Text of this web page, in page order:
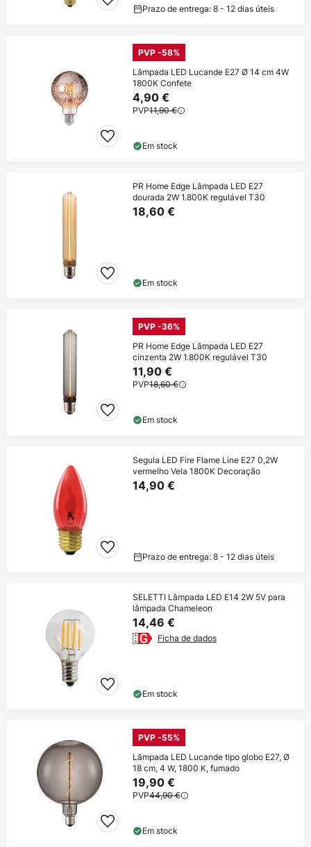
Prazo de entrega: 8 - 12 dias úteis
PVP -58%
Lâmpada LED Lucande E27 Ø 14 cm 4W
1800K Confete
4,90 €
PVP11,90 €
Em stock
PR Home Edge Lâmpada LED E27
dourada 2W 1.800K regulável T30
18,60 €
Em stock
PVP -36%
PR Home Edge Lâmpada LED E27
cinzenta 2W 1.800K regulável T30
11,90 €
PVP18,60 €
Em stock
Segula LED Fire Flame Line E27 0,2W
vermelho Vela 1800K Decoração
14,90 €
Prazo de entrega: 8 - 12 dias úteis
SELETTI Lâmpada LED E14 2W 5V para
lâmpada Chameleon
14,46 €
Ficha de dados
Em stock
PVP -55%
Lâmpada LED Lucande tipo globo E27, Ø
18 cm, 4 W, 1800 K, fumado
19,90 €
PVP44,90 €
Em stock